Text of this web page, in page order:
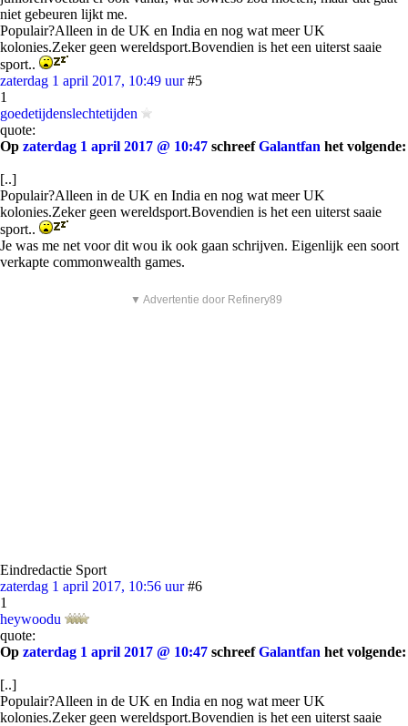
niet gebeuren lijkt me.
Populair?Alleen in de UK en India en nog wat meer UK
kolonies.Zeker geen wereldsport.Bovendien is het een uiterst saaie
sport..
zaterdag 1 april 2017, 10:49 uur #5
1
goedetijdenslechtetijden
quote:
Op zaterdag 1 april 2017 @ 10:47 schreefGalantfan het volgende:
[..]
Populair?Alleen in de UK en India en nog wat meer UK
kolonies.Zeker geen wereldsport.Bovendien is het een uiterst saaie
sport..
Je was me net voor dit wou ik ook gaan schrijven. Eigenlijk een soort
verkapte commonwealth games.
▼ Advertentie door Refinery89
Eindredactie Sport
zaterdag 1 april 2017, 10:56 uur #6
1
heywoodu
quote:
Op zaterdag 1 april 2017 @ 10:47 schreefGalantfan het volgende:
[..]
Populair?Alleen in de UK en India en nog wat meer UK
kolonies.Zeker geen wereldsport.Bovendien is het een uiterst saaie